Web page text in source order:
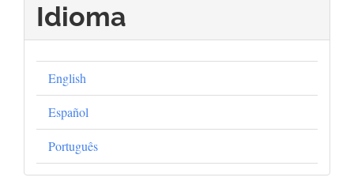
Idioma
English
Español
Português